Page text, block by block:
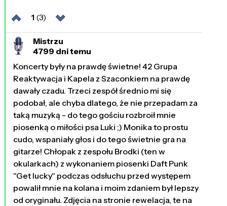
1(3)
Mistrzu
4799 dni temu
Koncerty były na prawdę świetne! 42 Grupa
Reaktywacja i Kapela z Szaconkiem na prawdę
dawały czadu. Trzeci zespół średnio mi się
podobał, ale chyba dlatego, że nie przepadam za
taką muzyką - do tego gościu rozbroił mnie
piosenką o miłości psa Luki ;) Monika to prostu
cudo, wspaniały głos i do tego świetnie gra na
gitarze! Chłopak z zespołu Brodki (ten w
okularkach) z wykonaniem piosenki Daft Punk
"Get lucky" podczas odsłuchu przed występem
powalił mnie na kolana i moim zdaniem był lepszy
od oryginału. Zdjęcia na stronie rewelacja, te na